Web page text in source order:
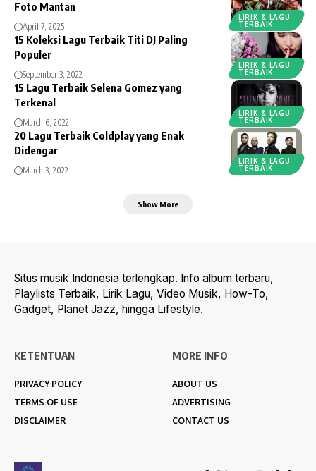
LIRIK & LAGU
TERBAIK
Foto Mantan
April 7, 2025
LIRIK & LAGU
TERBAIK
15 Koleksi Lagu Terbaik Titi DJ Paling
Populer
September 3, 2022
LIRIK & LAGU
TERBAIK
15 Lagu Terbaik Selena Gomez yang
Terkenal
March 6, 2022
LIRIK & LAGU
TERBAIK
20 Lagu Terbaik Coldplay yang Enak
Didengar
March 3, 2022
Show More
Situs musik Indonesia terlengkap. Info album terbaru,
Playlists Terbaik, Lirik Lagu, Video Musik, How-To,
Gadget, Planet Jazz, hingga Lifestyle.
KETENTUAN
PRIVACY POLICY
TERMS OF USE
DISCLAIMER
MORE INFO
ABOUT US
ADVERTISING
CONTACT US